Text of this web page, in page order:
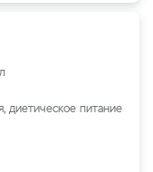
диетическое питание